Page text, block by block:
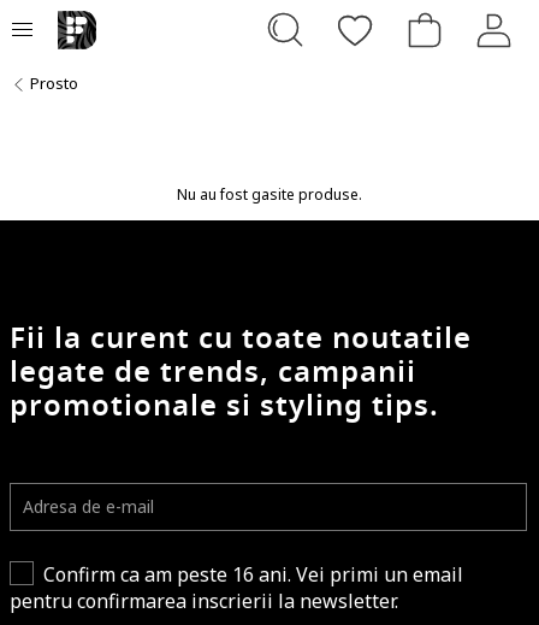
Prosto
Nu au fost gasite produse.
Fii la curent cu toate noutatile
legate de trends, campanii
promotionale si styling tips.
Confirm ca am peste 16 ani. Vei primi un email
pentru confirmarea inscrierii la newsletter.